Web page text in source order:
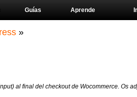
Aprende
Guías
»
al final del checkout de Wocommerce. Os